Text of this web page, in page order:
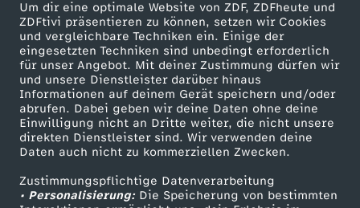
Um dir eine optimale Website von ZDF, ZDFheute und
ZDFtivi präsentieren zu können, setzen wir Cookies
und vergleichbare Techniken ein. Einige der
eingesetzten Techniken sind unbedingt erforderlich
für unser Angebot. Mit deiner Zustimmung dürfen wir
und unsere Dienstleister darüber hinaus
Informationen auf deinem Gerät speichern und/oder
abrufen. Dabei geben wir deine Daten ohne deine
Einwilligung nicht an Dritte weiter, die nicht unsere
direkten Dienstleister sind. Wir verwenden deine
Daten auch nicht zu kommerziellen Zwecken.
Zustimmungspflichtige Datenverarbeitung
• Personalisierung:Die Speicherung von bestimmten
i
n
E
u
r
Mehr ZDF
ZDF-Apps
Smart TV
ZDFtext
Livestreams
Service
ZDFmitreden
Kontakt zum ZDF
Tickets
Zuschauerservice